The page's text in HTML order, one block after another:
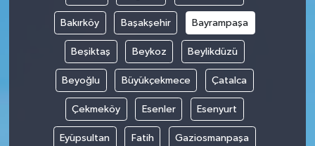
Bakırköy Başakşehir Bayrampaşa
Beşiktaş Beykoz Beylikdüzü
Beyoğlu Büyükçekmece Çatalca
Çekmeköy Esenler Esenyurt
Eyüpsultan Fatih Gaziosmanpaşa